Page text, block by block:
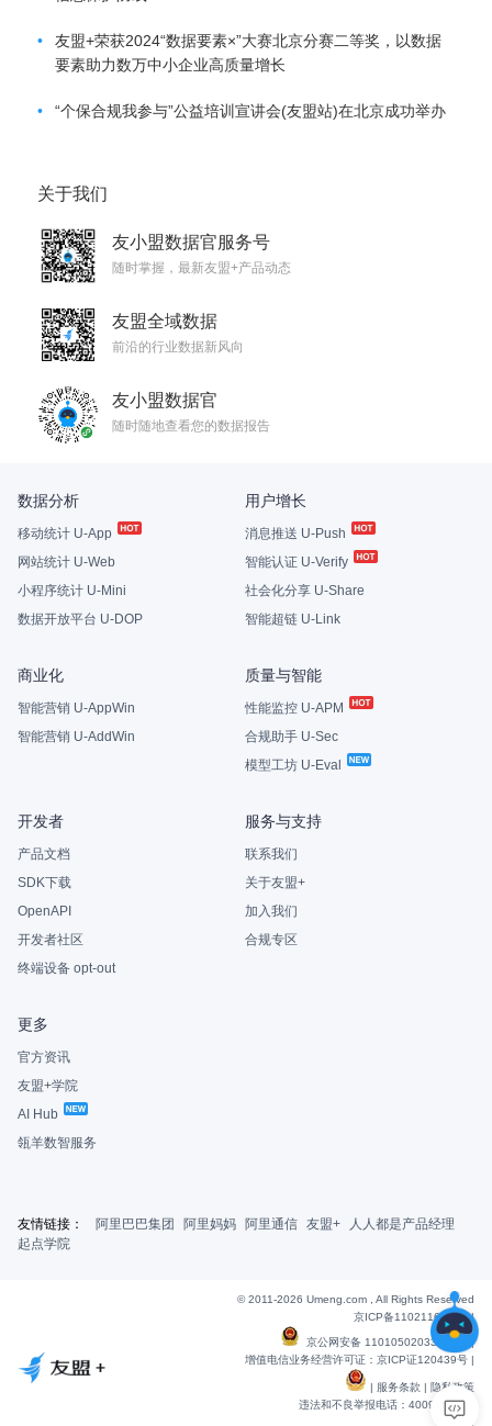
•
友盟+荣获2024“数据要素×”大赛北京分赛二等奖，以数据
要素助力数万中小企业高质量增长
• “个保合规我参与”公益培训宣讲会(友盟站)在北京成功举办
关于我们
友小盟数据官服务号
随时掌握，最新友盟+产品动态
友盟全域数据
前沿的行业数据新风向
友小盟数据官
随时随地查看您的数据报告
数据分析
移动统计 U-App
网站统计 U-Web
小程序统计 U-Mini
数据开放平台 U-DOP
用户增长
消息推送 U-Push
智能认证 U-Verify
社会化分享 U-Share
智能超链 U-Link
商业化
智能营销 U-AppWin
智能营销 U-AddWin
质量与智能
性能监控 U-APM
合规助手 U-Sec
模型工坊 U-Eval
开发者
产品文档
SDK下载
OpenAPI
开发者社区
终端设备 opt-out
服务与支持
联系我们
关于友盟+
加入我们
合规专区
更多
官方资讯
友盟+学院
AI Hub
瓴羊数智服务
友情链接： 阿里巴巴集团 阿里妈妈 阿里通信 友盟+
人人都是产品经理
起点学院
© 2011-2026 Umeng.com , All Rights Reserved
京ICP备11021163号-6|
京公网安备 11010502033607号
|
增值电信业务经营许可证：京ICP证120439号 |
| 服务条款 | 隐私政策
违法和不良举报电话：4009901848